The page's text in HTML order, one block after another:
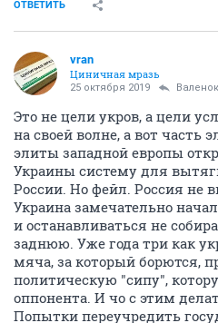
ОТВЕТИТЬ
vran
Циничная мразь
25 октября 2019 Валенок
Это не цели укров, а цели
на своей волне, а вот часть
элиты западной европы
Украины систему для
России. Но фейл. Россия не
Украина замечательно
и останавливаться не
заднюю. Уже года три как
мяча, за который борются,
политическую "сипу",
оппонента. И чо с этим
Попытки переучредить